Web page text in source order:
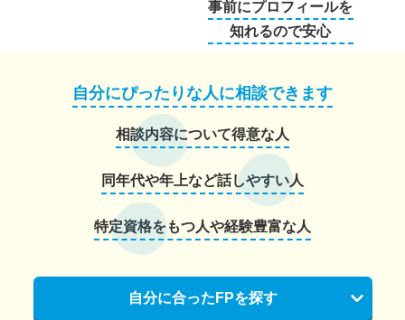
事前にプロフィールを
知れるので安心
自分にぴったりな人に相談できます
相談内容について得意な人
同年代や年上など話しやすい人
特定資格をもつ人や経験豊富な人
自分に合ったFPを探す